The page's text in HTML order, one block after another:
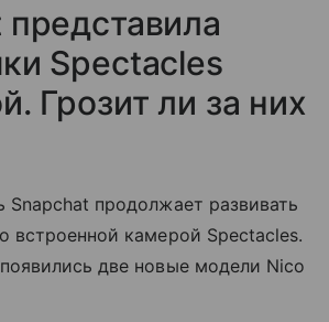
Spectacles
Грозит ли за них
Snapchat продолжает развивать
встроенной камерой Spectacles.
две новые модели Nico